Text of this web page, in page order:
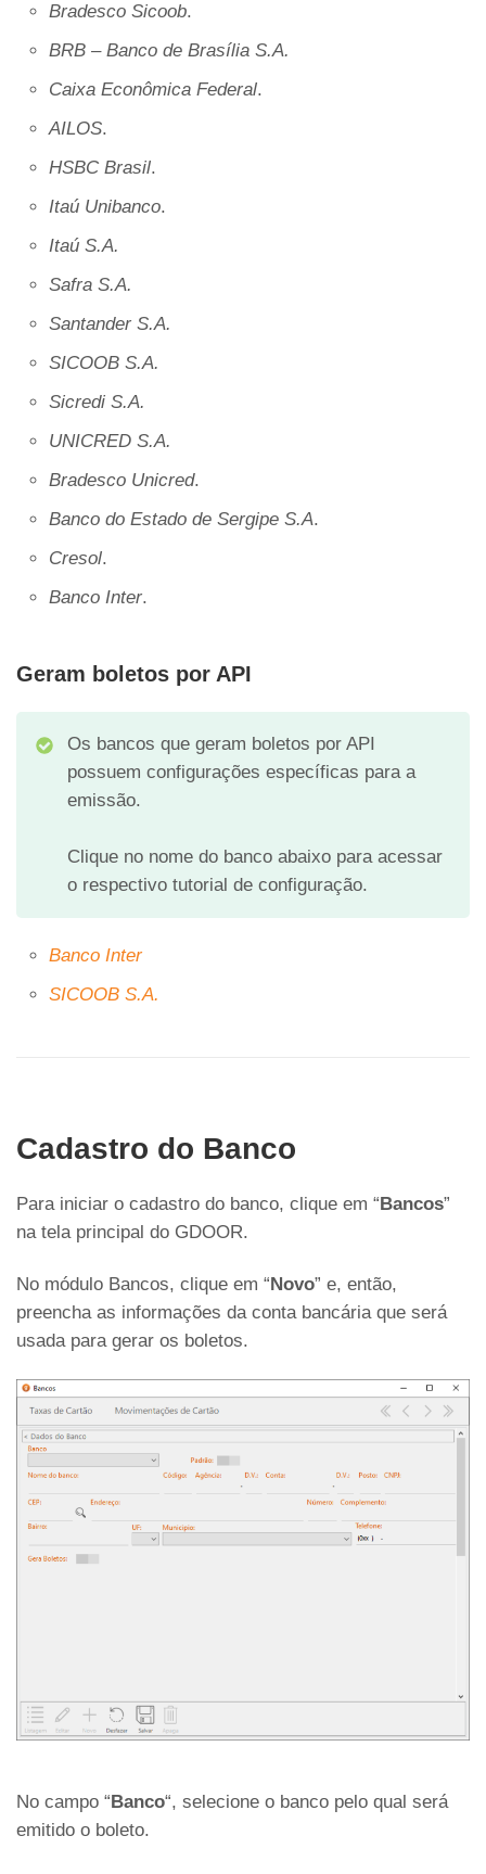
Bradesco Sicoob.
BRB – Banco de Brasília S.A.
Caixa Econômica Federal.
AILOS.
HSBC Brasil.
Itaú Unibanco.
Itaú S.A.
Safra S.A.
Santander S.A.
SICOOB S.A.
Sicredi S.A.
UNICRED S.A.
Bradesco Unicred.
Banco do Estado de Sergipe S.A.
Cresol.
Banco Inter.
Geram boletos por API
Os bancos que geram boletos por API
possuem configurações específicas para a
emissão.
Clique no nome do banco abaixo para acessar
o respectivo tutorial de configuração.
Banco Inter
SICOOB S.A.
Cadastro do Banco
Para iniciar o cadastro do banco, clique em “Bancos”
na tela principal do GDOOR.
No módulo Bancos, clique em “Novo” e, então,
preencha as informações da conta bancária que será
usada para gerar os boletos.
No campo “Banco“, selecione o banco pelo qual será
emitido o boleto.